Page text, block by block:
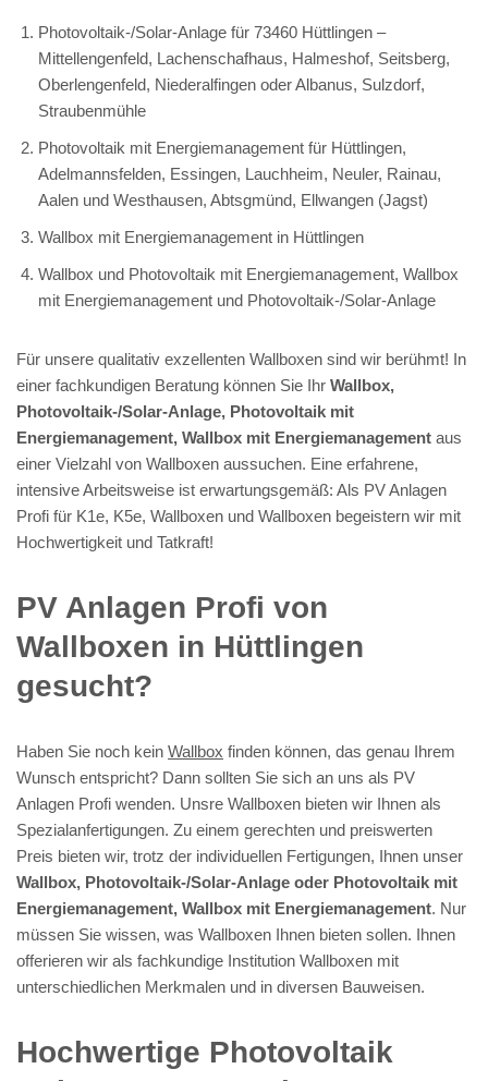
Photovoltaik-/Solar-Anlage für 73460 Hüttlingen –
Mittellengenfeld, Lachenschafhaus, Halmeshof, Seitsberg,
Oberlengenfeld, Niederalfingen oder Albanus, Sulzdorf,
Straubenmühle
Photovoltaik mit Energiemanagement für Hüttlingen,
Adelmannsfelden, Essingen, Lauchheim, Neuler, Rainau,
Aalen und Westhausen, Abtsgmünd, Ellwangen (Jagst)
Wallbox mit Energiemanagement in Hüttlingen
Wallbox und Photovoltaik mit Energiemanagement, Wallbox
mit Energiemanagement und Photovoltaik-/Solar-Anlage
Für unsere qualitativ exzellenten Wallboxen sind wir berühmt! In
einer fachkundigen Beratung können Sie Ihr Wallbox,
Photovoltaik-/Solar-Anlage, Photovoltaik mit
Energiemanagement, Wallbox mit Energiemanagement aus
einer Vielzahl von Wallboxen aussuchen. Eine erfahrene,
intensive Arbeitsweise ist erwartungsgemäß: Als PV Anlagen
Profi für K1e, K5e, Wallboxen und Wallboxen begeistern wir mit
Hochwertigkeit und Tatkraft!
PV Anlagen Profi von
Wallboxen in Hüttlingen
gesucht?
Haben Sie noch kein Wallbox finden können, das genau Ihrem
Wunsch entspricht? Dann sollten Sie sich an uns als PV
Anlagen Profi wenden. Unsre Wallboxen bieten wir Ihnen als
Spezialanfertigungen. Zu einem gerechten und preiswerten
Preis bieten wir, trotz der individuellen Fertigungen, Ihnen unser
Wallbox, Photovoltaik-/Solar-Anlage oder Photovoltaik mit
Energiemanagement, Wallbox mit Energiemanagement. Nur
müssen Sie wissen, was Wallboxen Ihnen bieten sollen. Ihnen
offerieren wir als fachkundige Institution Wallboxen mit
unterschiedlichen Merkmalen und in diversen Bauweisen.
Hochwertige Photovoltaik